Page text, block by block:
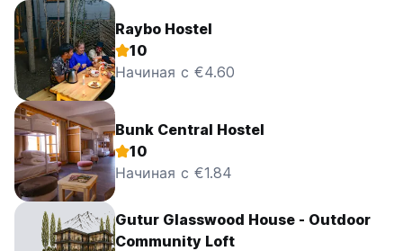
Raybo Hostel
10
Начиная с €4.60
Bunk Central Hostel
10
Начиная с €1.84
Gutur Glasswood House - Outdoor
Community Loft